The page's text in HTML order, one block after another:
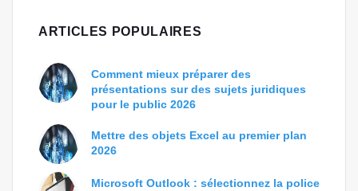
ARTICLES POPULAIRES
Comment mieux préparer des
présentations sur des sujets juridiques
pour le public 2026
Mettre des objets Excel au premier plan
2026
Microsoft Outlook : sélectionnez la police